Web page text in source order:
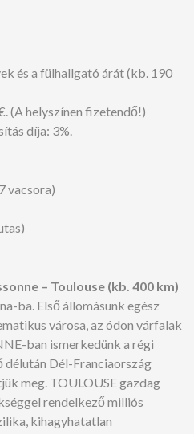
és a fülhallgató árát (kb. 190
(A helyszínen fizetendő!)
díja: 3%.
vacsora)
– Toulouse (kb. 400 km)
ba. Első állomásunk egész
városa, az ódon várfalak
ban ismerkedünk a régi
délután Dél-Franciaország
meg. TOULOUSE gazdag
rendelkező milliós
kihagyhatatlan